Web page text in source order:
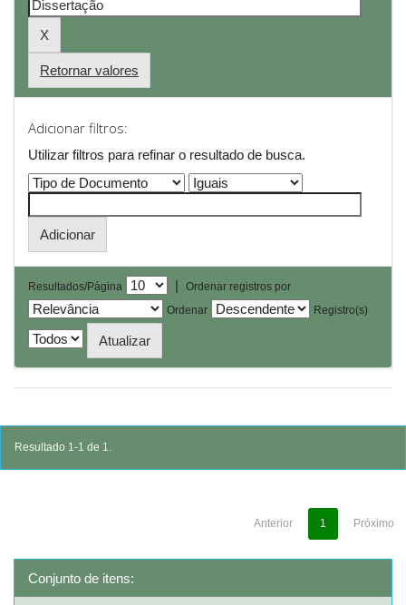
Retornar valores
Adicionar filtros:
Utilizar filtros para refinar o resultado de busca.
Resultados/Página |
Ordenar registros por
Ordenar
Registro(s)
Resultado 1-1 de 1.
Anterior 1 Próximo
Conjunto de itens: